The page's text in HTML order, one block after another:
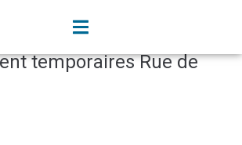
« Circulation et
temporaires Rue de